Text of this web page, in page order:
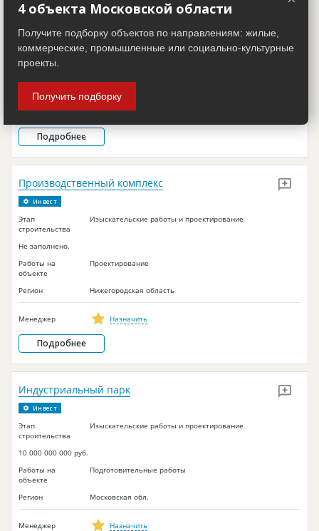
Этап
Изыскательские работы и проектирование
Не заполнено.
Работы на
объекте
Подготовка к строительству
Регион Свердловская обл.
Менеджер Назначить
Подробнее
Инвест
Производственный комплекс
Этап
строительства
Изыскательские работы и проектирование
Не заполнено.
Работы на
объекте
Проектирование
Регион Нижегородская область
Менеджер Назначить
Подробнее
Инвест
Индустриальный парк
Этап
строительства
Изыскательские работы и проектирование
10 000 000 000 руб.
Работы на
объекте
Подготовительные работы
Регион Московская обл.
Менеджер Назначить
4 объекта Московской области
Получите подборку объектов по направлениям: жилые,
коммерческие, промышленные или социально-культурные
проекты.
Получить подборку